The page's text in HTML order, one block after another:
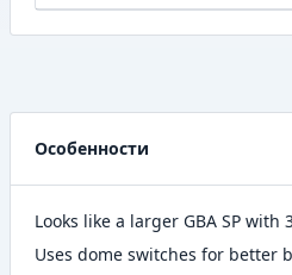
Особенности
Looks like a larger GBA SP with
Uses dome switches for better